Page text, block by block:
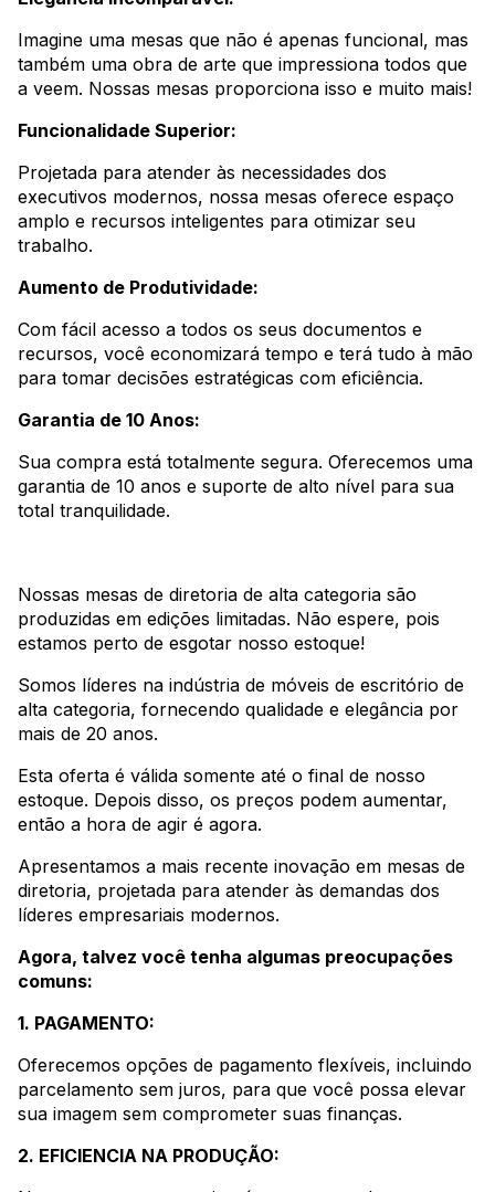
Imagine uma mesas que não é apenas funcional, mas
também uma obra de arte que impressiona todos que
a veem. Nossas mesas proporciona isso e muito mais!
Funcionalidade Superior:
Projetada para atender às necessidades dos
executivos modernos, nossa mesas oferece espaço
amplo e recursos inteligentes para otimizar seu
trabalho.
Aumento de Produtividade:
Com fácil acesso a todos os seus documentos e
recursos, você economizará tempo e terá tudo à mão
para tomar decisões estratégicas com eficiência.
Garantia de 10 Anos:
Sua compra está totalmente segura. Oferecemos uma
garantia de 10 anos e suporte de alto nível para sua
total tranquilidade.
Nossas mesas de diretoria de alta categoria são
produzidas em edições limitadas. Não espere, pois
estamos perto de esgotar nosso estoque!
Somos líderes na indústria de móveis de escritório de
alta categoria, fornecendo qualidade e elegância por
mais de 20 anos.
Esta oferta é válida somente até o final de nosso
estoque. Depois disso, os preços podem aumentar,
então a hora de agir é agora.
Apresentamos a mais recente inovação em mesas de
diretoria, projetada para atender às demandas dos
líderes empresariais modernos.
Agora, talvez você tenha algumas preocupações
comuns:
1. PAGAMENTO:
Oferecemos opções de pagamento flexíveis, incluindo
parcelamento sem juros, para que você possa elevar
sua imagem sem comprometer suas finanças.
2. EFICIENCIA NA PRODUÇÃO: